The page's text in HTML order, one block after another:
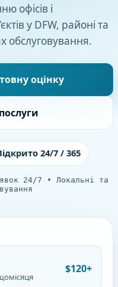
офісів і
у DFW, районі та
обслуговування.
оцінку
24/7 / 365
24/7 • Локальні та
$120+